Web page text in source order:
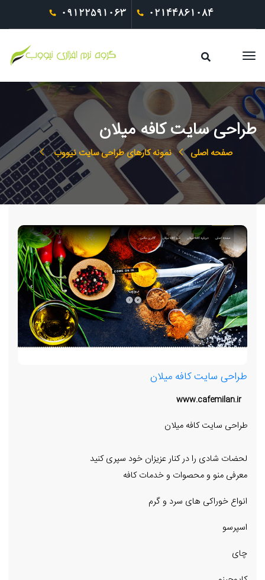
09122591063 02144861084
طراحی سایت کافه میلان
صفحه اصلی نمونه کارهای طراحی سایت نیووب
طراحی سایت کافه میلان
www.cafemilan.ir
طراحی سایت کافه میلان
لحضات شادی را در کنار عزیزان خود سپری کنید
معرفی منو و محصوات و خدمات کافه
انواع خوراکی های سرد و گرم
اسپرسو
چای